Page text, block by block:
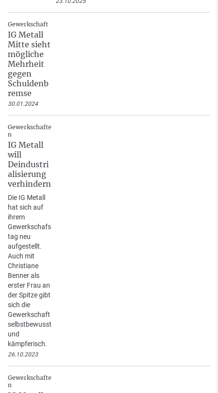
Gewerkschaft
IG Metall
Mitte sieht
mögliche
Mehrheit
gegen
Schuldenb
remse
30.01.2024
Gewerkschafte
n
IG Metall
will
Deindustri
alisierung
verhindern
Die IG Metall
hat sich auf
ihrem
Gewerkschafs
tag neu
aufgestellt.
Auch mit
Christiane
Benner als
erster Frau an
der Spitze gibt
sich die
Gewerkschaft
selbstbewusst
und
kämpferisch.
26.10.2023
Gewerkschafte
n